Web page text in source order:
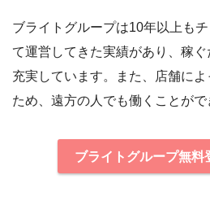
ブライトグループは10年以上も
て運営してきた実績があり、稼
充実しています。また、店舗に
ため、遠方の人でも働くことがで
ブライトグループ無料